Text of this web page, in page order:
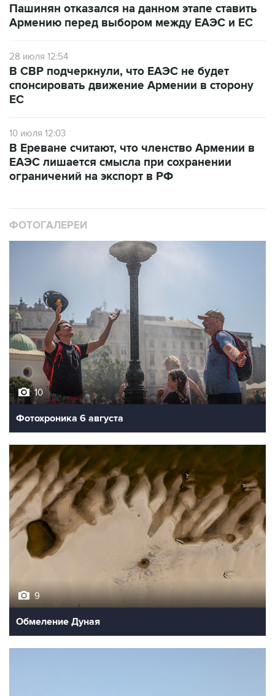
Пашинян отказался на данном этапе ставить
Армению перед выбором между ЕАЭС и ЕС
28 июля 12:54
В СВР подчеркнули, что ЕАЭС не будет
спонсировать движение Армении в сторону
ЕС
10 июля 12:03
В Ереване считают, что членство Армении в
ЕАЭС лишается смысла при сохранении
ограничений на экспорт в РФ
ФОТОГАЛЕРЕИ
10
Фотохроника 6 августа
9
Обмеление Дуная